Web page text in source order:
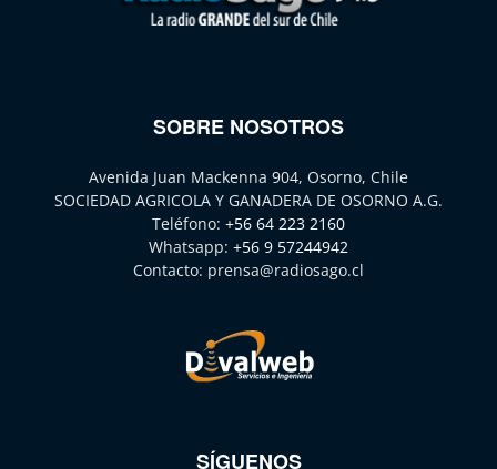
SOBRE NOSOTROS
Avenida Juan Mackenna 904, Osorno, Chile
SOCIEDAD AGRICOLA Y GANADERA DE OSORNO A.G.
Teléfono: +56 64 223 2160
Whatsapp: +56 9 57244942
Contacto: prensa@radiosago.cl
SÍGUENOS